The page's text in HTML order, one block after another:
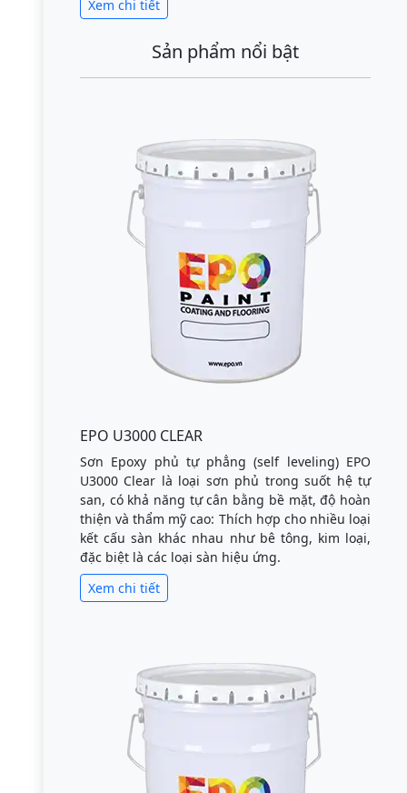
Xem chi tiết
Sản phẩm nổi bật
EPO U3000 CLEAR
Sơn Epoxy phủ tự phẳng (self leveling) EPO
U3000 Clear là loại sơn phủ trong suốt hệ tự
san, có khả năng tự cân bằng bề mặt, độ hoàn
thiện và thẩm mỹ cao: Thích hợp cho nhiều loại
kết cấu sàn khác nhau như bê tông, kim loại,
đặc biệt là các loại sàn hiệu ứng.
Xem chi tiết